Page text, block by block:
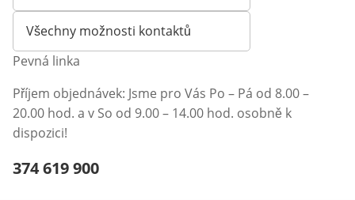
Všechny možnosti kontaktů
Pevná linka
Příjem objednávek: Jsme pro Vás Po – Pá od 8.00 –
20.00 hod. a v So od 9.00 – 14.00 hod. osobně k
dispozici!
Telefonní číslo:
374 619 900